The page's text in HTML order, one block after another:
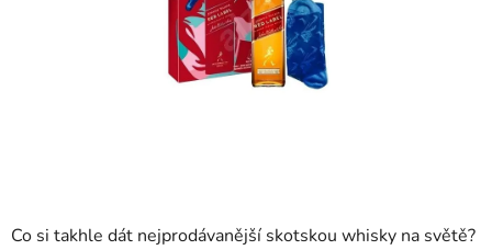
Co si takhle dát nejprodávanější skotskou whisky na světě?